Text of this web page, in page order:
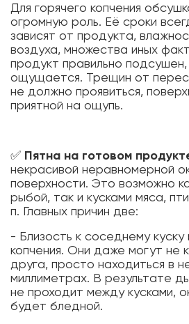
Для горячего копчения
огромную роль. Её сроки
зависят от продукта,
воздуха, множества иных
продукт правильно
ощущается. Трещин от
не должно проявиться,
приятной на ощупь.
✅ Пятна на готовом
некрасивой неравномерной
поверхности. Это возможно
рыбой, так и кусками мяса,
п. Главных причин две:
- Близость к соседнему
копчения. Они даже могут не
друга, просто находиться в
миллиметрах. В результате
не проходит между кусками,
будет бледной.